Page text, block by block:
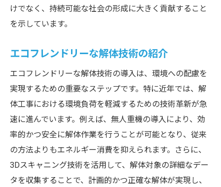
けでなく、持続可能な社会の形成に大きく貢献すること
を示しています。
エコフレンドリーな解体技術の紹介
エコフレンドリーな解体技術の導入は、環境への配慮を
実現するための重要なステップです。特に近年では、解
体工事における環境負荷を軽減するための技術革新が急
速に進んでいます。例えば、無人重機の導入により、効
率的かつ安全に解体作業を行うことが可能となり、従来
の方法よりもエネルギー消費を抑えられます。さらに、
3Dスキャニング技術を活用して、解体対象の詳細なデー
タを収集することで、計画的かつ正確な解体が実現し、